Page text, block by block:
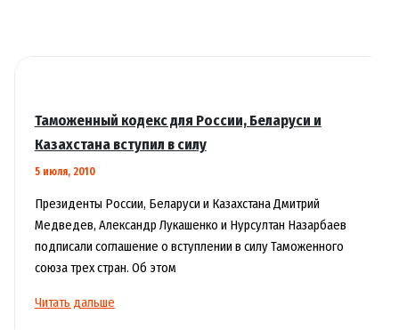
Таможенный кодекс для России, Беларуси и
Казахстана вступил в силу
5 июля, 2010
Президенты России, Беларуси и Казахстана Дмитрий
Медведев, Александр Лукашенко и Нурсултан Назарбаев
подписали соглашение о вступлении в силу Таможенного
союза трех стран. Об этом
Таможенный
Читать дальше